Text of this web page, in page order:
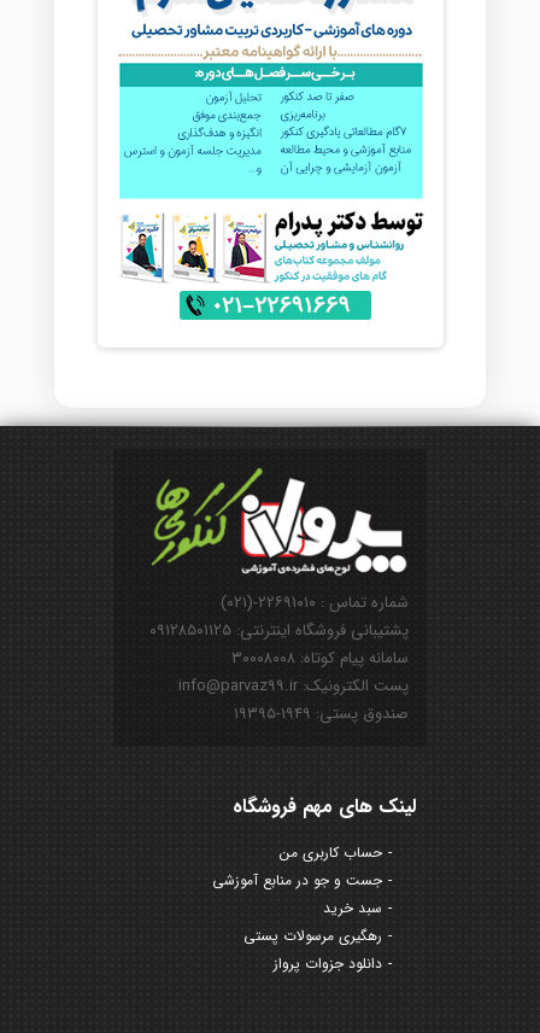
شماره تماس : ۲۲۶۹۱۰۱۰-(۰۲۱)
پشتیبانی فروشگاه اینترنتی: ۰۹۱۲۸۵۰۱۱۲۵
سامانه پیام کوتاه: ۳۰۰۰۸۰۰۸
پست الکترونیک: info@parvaz99.ir
صندوق پستی: ۱۹۴۹-۱۹۳۹۵
لینک های مهم فروشگاه
حساب کاربری من
جست و جو در منابع آموزشی
سبد خرید
رهگیری مرسولات پستی
دانلود جزوات پرواز